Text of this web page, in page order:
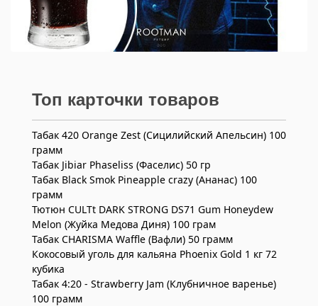
Топ карточки товаров
Табак 420 Orange Zest (Сицилийский Апельсин) 100
грамм
Табак Jibiar Phaseliss (Фаселис) 50 гр
Табак Black Smok Pineapple crazy (Ананас) 100
грамм
Тютюн CULTt DARK STRONG DS71 Gum Honeydew
Melon (Жуйка Медова Диня) 100 грам
Табак CHARISMA Waffle (Вафли) 50 грамм
Кокосовый уголь для кальяна Phoenix Gold 1 кг 72
кубика
Табак 4:20 - Strawberry Jam (Клубничное варенье)
100 грамм